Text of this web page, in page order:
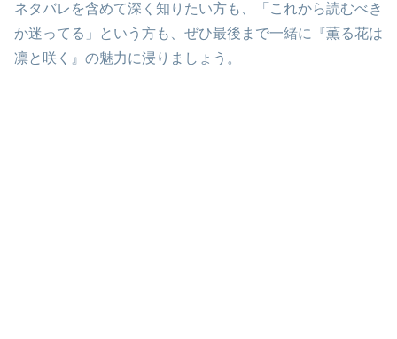
ネタバレを含めて深く知りたい方も、「これから読むべき
か迷ってる」という方も、ぜひ最後まで一緒に『薫る花は
凛と咲く』の魅力に浸りましょう。